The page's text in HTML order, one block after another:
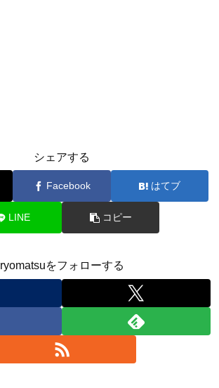
シェアする
Facebook はてブ
LINE コピー
ryomatsuをフォローする